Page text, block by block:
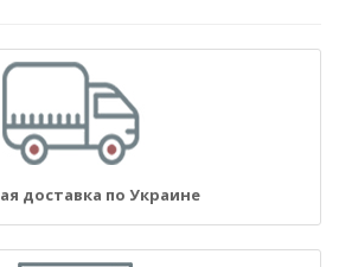
доставка по Украине